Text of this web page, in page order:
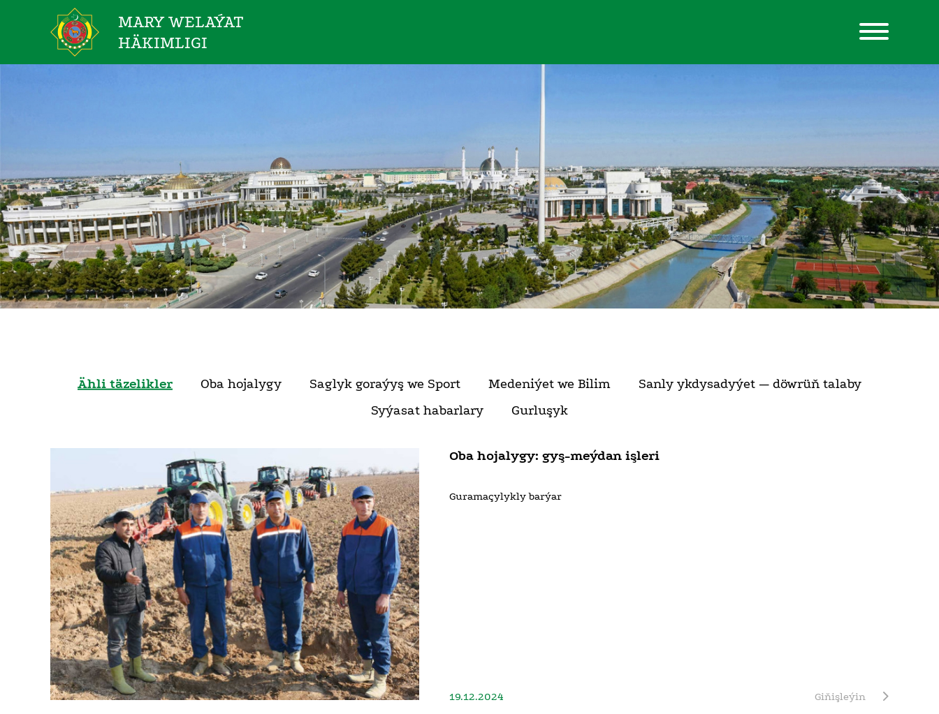
MARY WELAÝAT
HÄKIMLIGI
Ähli täzelikler Oba hojalygy Saglyk goraýyş we Sport Medeniýet we Bilim
Sanly ykdysadyýet — döwrüň talaby
Syýasat habarlary
Gurluşyk
Oba hojalygy: gyş-meýdan işleri
Guramaçylykly barýar
19.12.2024 Giňişleýin